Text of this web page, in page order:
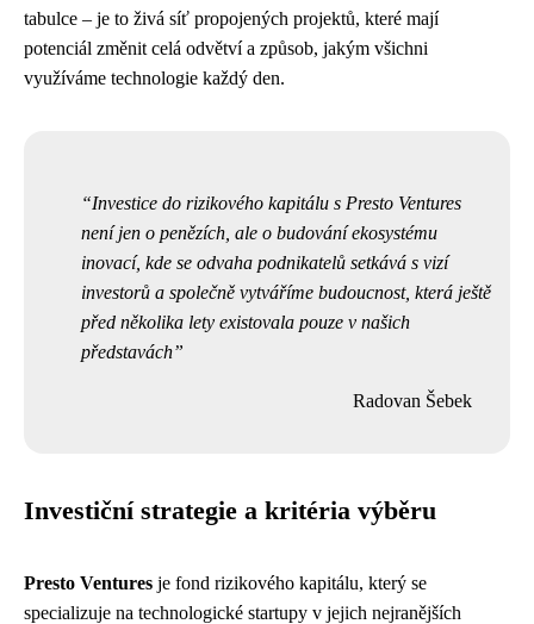
tabulce – je to živá síť propojených projektů, které mají
potenciál změnit celá odvětví a způsob, jakým všichni
využíváme technologie každý den.
Investice do rizikového kapitálu s Presto Ventures
není jen o penězích, ale o budování ekosystému
inovací, kde se odvaha podnikatelů setkává s vizí
investorů a společně vytváříme budoucnost, která ještě
před několika lety existovala pouze v našich
představách
Radovan Šebek
Investiční strategie a kritéria výběru
Presto Ventures je fond rizikového kapitálu, který se
specializuje na technologické startupy v jejich nejranějších